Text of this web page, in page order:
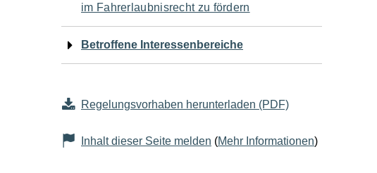
für
den
im Fahrerlaubnisrecht zu fördern
Betroffene Interessenbereiche
Regelungsvorhaben herunterladen (PDF)
Inhalt dieser Seite melden (Mehr Informationen)